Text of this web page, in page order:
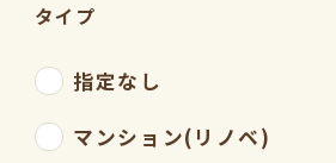
タイプ
指定なし
マンション(リノベ)